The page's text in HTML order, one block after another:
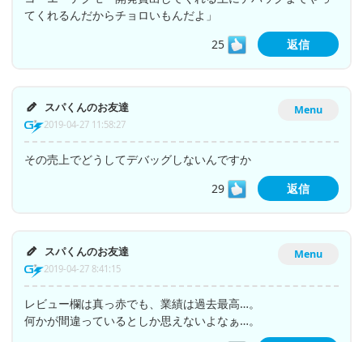
てくれるんだからチョロいもんだよ」
25
返信
Menu
スパくんのお友達
2019-04-27 11:58:27
その売上でどうしてデバッグしないんですか
29
返信
Menu
スパくんのお友達
2019-04-27 8:41:15
レビュー欄は真っ赤でも、業績は過去最高…。
何かが間違っているとしか思えないよなぁ…。